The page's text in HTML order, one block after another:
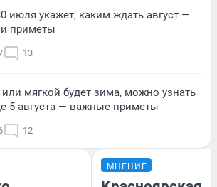
июля укажет, каким ждать август —
приметы
13
мягкой будет зима, можно узнать
5 августа — важные приметы
12
МНЕНИЕ